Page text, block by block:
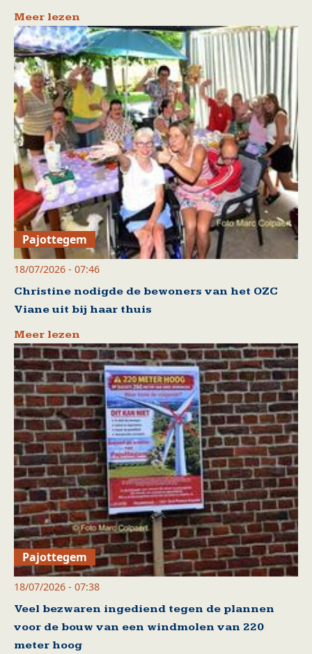
Meer lezen
Pajottegem
18/07/2026 - 07:46
Christine nodigde de bewoners van het OZC
Viane uit bij haar thuis
Meer lezen
Pajottegem
18/07/2026 - 07:38
Veel bezwaren ingediend tegen de plannen
voor de bouw van een windmolen van 220
meter hoog